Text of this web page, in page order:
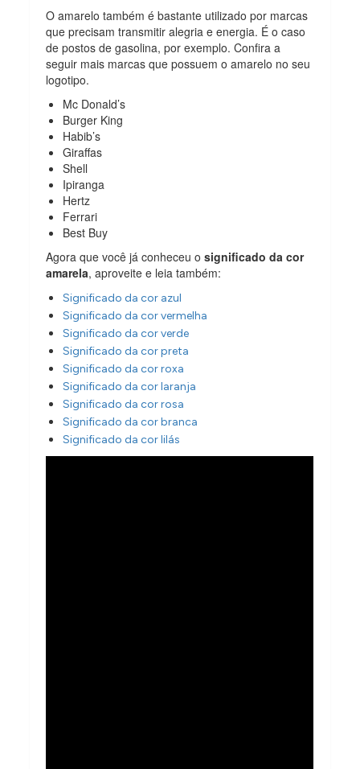
O amarelo também é bastante utilizado por marcas
que precisam transmitir alegria e energia. É o caso
de postos de gasolina, por exemplo. Confira a
seguir mais marcas que possuem o amarelo no seu
logotipo.
Mc Donald’s
Burger King
Habib’s
Giraffas
Shell
Ipiranga
Hertz
Ferrari
Best Buy
Agora que você já conheceu osignificado da cor
amarela, aproveite e leia também:
Significado da cor azul
Significado da cor vermelha
Significado da cor verde
Significado da cor preta
Significado da cor roxa
Significado da cor laranja
Significado da cor rosa
Significado da cor branca
Significado da cor lilás